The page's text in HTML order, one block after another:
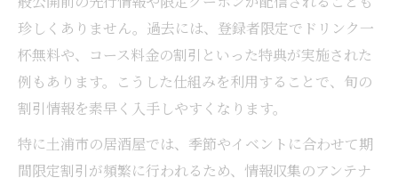
珍しくありません。過去には、登録者限定でドリンク一
杯無料や、コース料金の割引といった特典が実施された
例もあります。こうした仕組みを利用することで、旬の
割引情報を素早く入手しやすくなります。
特に土浦市の居酒屋では、季節やイベントに合わせて期
間限定割引が頻繁に行われるため、情報収集のアンテナ